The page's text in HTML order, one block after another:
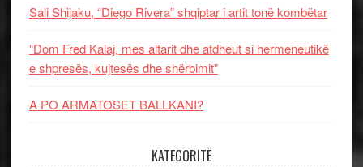
Sali Shijaku, “Diego Rivera” shqiptar i artit tonë kombëtar
“Dom Fred Kalaj, mes altarit dhe atdheut si hermeneutikë
e shpresës, kujtesës dhe shërbimit”
A PO ARMATOSET BALLKANI?
KATEGORITË